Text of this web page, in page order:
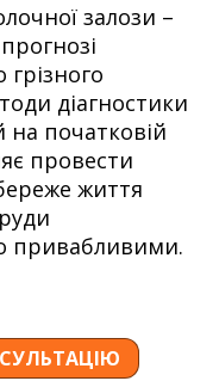
залози –
грізного
діагностики
на початковій
провести
життя
привабливими.